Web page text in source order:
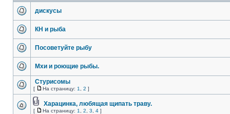
дискусы
КН и рыба
Посоветуйте рыбу
Мхи и роющие рыбы.
Стурисомы
[ На страницу: 1 2 ]
Харацинка, любящая щипать траву.
[ На страницу: 1 2 3 4 ]